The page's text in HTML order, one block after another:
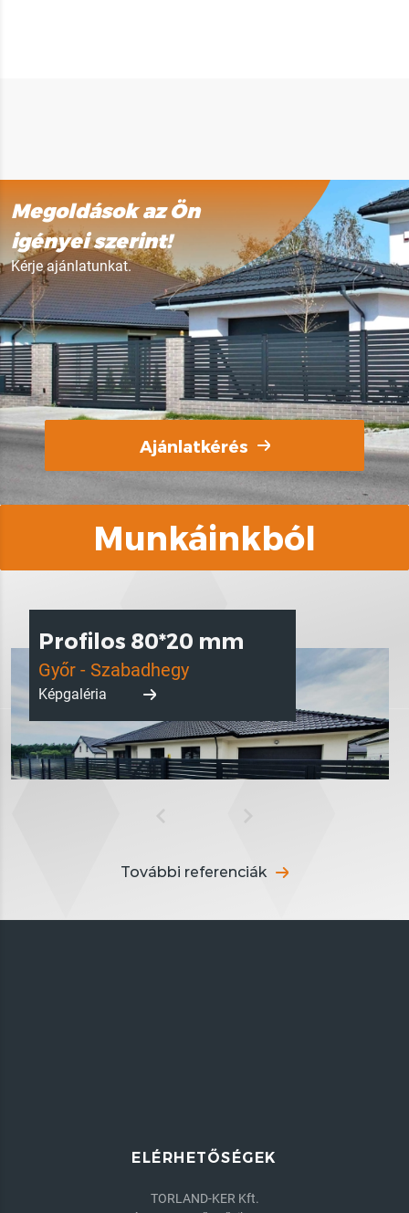
Megoldások az Ön
igényei szerint!
Kérje ajánlatunkat.
Ajánlatkérés
Munkáinkból
Profilos 80*20 mm
Győr - Szabadhegy
Képgaléria
További referenciák
ELÉRHETŐSÉGEK
TORLAND-KER Kft.